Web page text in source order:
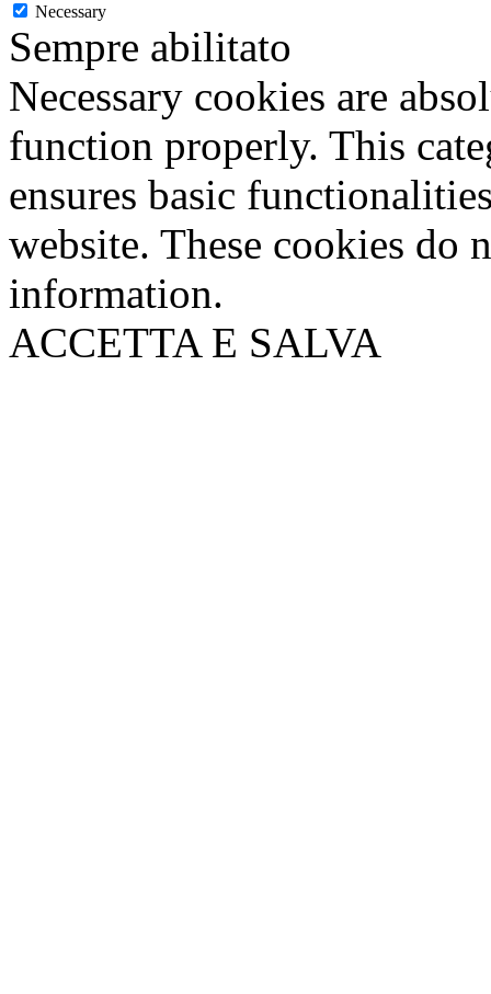
Necessary
Sempre abilitato
Necessary cookies are
function properly. This
ensures basic
website. These cookies do
information.
ACCETTA E SALVA